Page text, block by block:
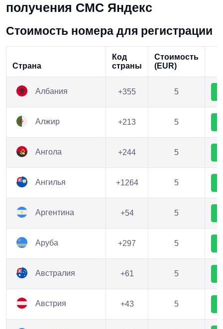
получения СМС Яндекс
Стоимость номера для регистрации
Страна
Код
страны
Стоимость
(EUR)
Албания +355 5
Алжир +213 5
Ангола +244 5
Ангилья +1264 5
Аргентина +54 5
Аруба +297 5
Австралия +61 5
Австрия +43 5